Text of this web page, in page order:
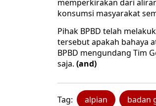
memperkirakan dari
konsumsi masyarakat
Pihak BPBD telah
tersebut apakah bahaya
BPBD mengundang Tim
saja. (and)
Tag: alpian badan